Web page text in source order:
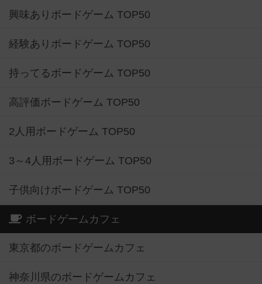
興味ありボードゲーム TOP50
経験ありボードゲーム TOP50
持ってるボードゲーム TOP50
高評価ボードゲーム TOP50
2人用ボードゲーム TOP50
3～4人用ボードゲーム TOP50
子供向けボードゲーム TOP50
ボードゲームカフェ
東京都のボードゲームカフェ
神奈川県のボードゲームカフェ